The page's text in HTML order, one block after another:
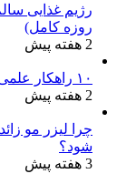
روزه کامل)
2 هفته پیش
۱۰ راهکار علمی برای تقویت سیستم ایمنی بدن در خانه
2 هفته پیش
چرا لیزر مو
شود؟
3 هفته پیش